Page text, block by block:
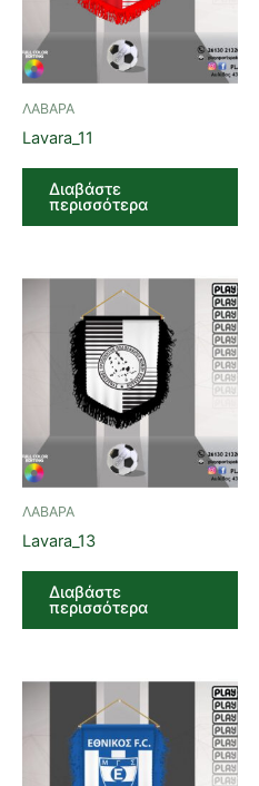
ΛΑΒΑΡΑ
Lavara_11
Διαβάστε
περισσότερα
ΛΑΒΑΡΑ
Lavara_13
Διαβάστε
περισσότερα